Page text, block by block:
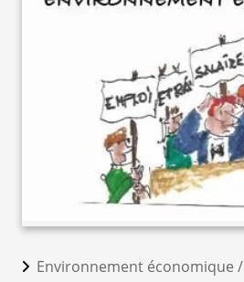
Environnement économique /